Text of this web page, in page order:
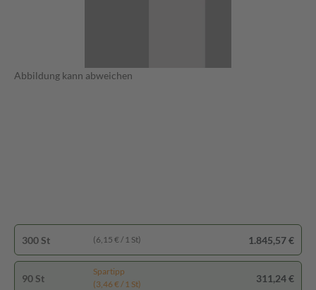
Abbildung kann abweichen
300 St (6,15 € / 1 St) 1.845,57 €
90 St
Spartipp
(3,46 € / 1 St)
311,24 €